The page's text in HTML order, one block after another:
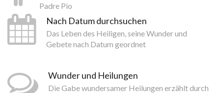
Padre Pio
Nach Datum durchsuchen
Das Leben des Heiligen, seine Wunder und
Gebete nach Datum geordnet
Wunder und Heilungen
Die Gabe wundersamer Heilungen erzählt durch